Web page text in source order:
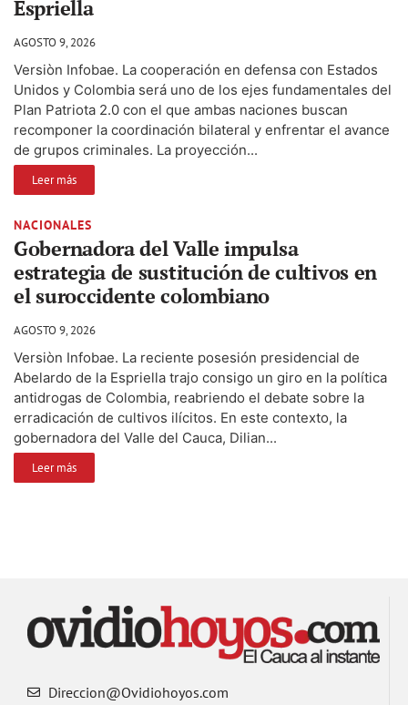
Espriella
AGOSTO 9, 2026
Versiòn Infobae. La cooperación en defensa con Estados
Unidos y Colombia será uno de los ejes fundamentales del
Plan Patriota 2.0 con el que ambas naciones buscan
recomponer la coordinación bilateral y enfrentar el avance
de grupos criminales. La proyección...
Leer más
NACIONALES
Gobernadora del Valle impulsa
estrategia de sustitución de cultivos en
el suroccidente colombiano
AGOSTO 9, 2026
Versiòn Infobae. La reciente posesión presidencial de
Abelardo de la Espriella trajo consigo un giro en la política
antidrogas de Colombia, reabriendo el debate sobre la
erradicación de cultivos ilícitos. En este contexto, la
gobernadora del Valle del Cauca, Dilian...
Leer más
Direccion@Ovidiohoyos.com